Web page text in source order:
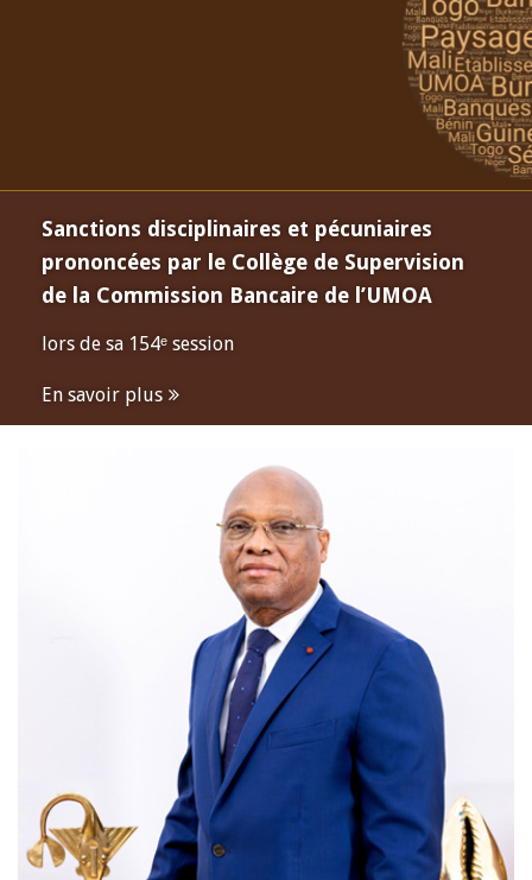
Sanctions disciplinaires et pécuniaires
prononcées par le Collège de Supervision
de la Commission Bancaire de l’UMOA
lors de sa 154ᵉ session
En savoir plus